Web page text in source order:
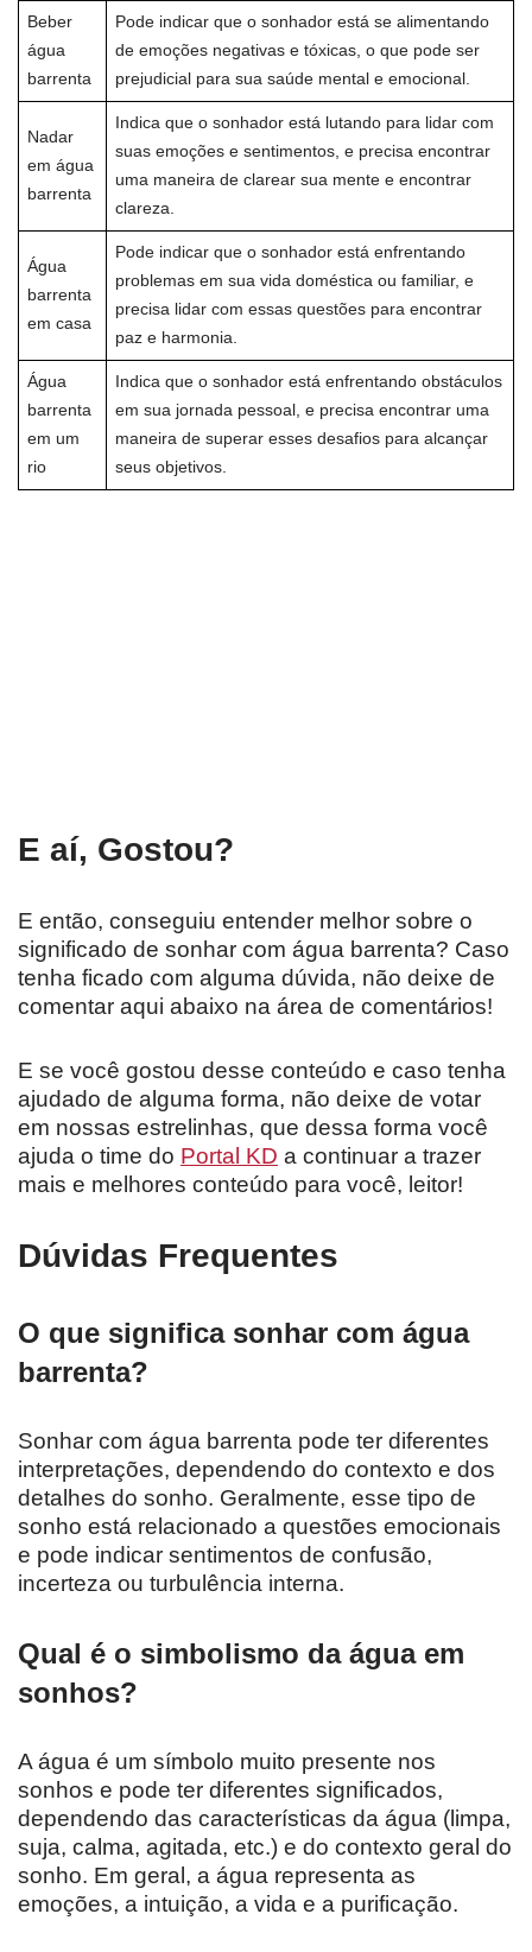
Beber
água
barrenta
Pode indicar que o sonhador está se alimentando
de emoções negativas e tóxicas, o que pode ser
prejudicial para sua saúde mental e emocional.
Nadar
em água
barrenta
Indica que o sonhador está lutando para lidar com
suas emoções e sentimentos, e precisa encontrar
uma maneira de clarear sua mente e encontrar
clareza.
Água
barrenta
em casa
Pode indicar que o sonhador está enfrentando
problemas em sua vida doméstica ou familiar, e
precisa lidar com essas questões para encontrar
paz e harmonia.
Água
barrenta
em um
rio
Indica que o sonhador está enfrentando obstáculos
em sua jornada pessoal, e precisa encontrar uma
maneira de superar esses desafios para alcançar
seus objetivos.
E aí, Gostou?
E então, conseguiu entender melhor sobre o
significado de sonhar com água barrenta? Caso
tenha ficado com alguma dúvida, não deixe de
comentar aqui abaixo na área de comentários!
E se você gostou desse conteúdo e caso tenha
ajudado de alguma forma, não deixe de votar
em nossas estrelinhas, que dessa forma você
ajuda o time do Portal KD a continuar a trazer
mais e melhores conteúdo para você, leitor!
Dúvidas Frequentes
O que significa sonhar com água
barrenta?
Sonhar com água barrenta pode ter diferentes
interpretações, dependendo do contexto e dos
detalhes do sonho. Geralmente, esse tipo de
sonho está relacionado a questões emocionais
e pode indicar sentimentos de confusão,
incerteza ou turbulência interna.
Qual é o simbolismo da água em
sonhos?
A água é um símbolo muito presente nos
sonhos e pode ter diferentes significados,
dependendo das características da água (limpa,
suja, calma, agitada, etc.) e do contexto geral do
sonho. Em geral, a água representa as
emoções, a intuição, a vida e a purificação.